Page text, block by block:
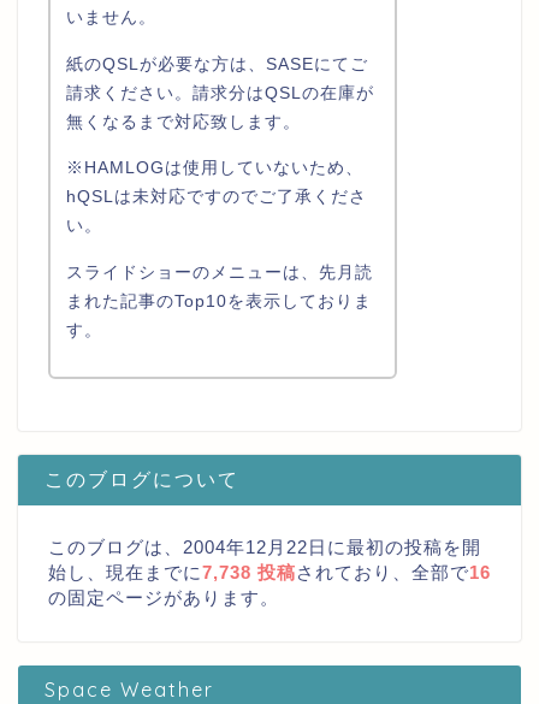
いません。
紙のQSLが必要な方は、SASEにてご
請求ください。請求分はQSLの在庫が
無くなるまで対応致します。
※HAMLOGは使用していないため、
hQSLは未対応ですのでご了承くださ
い。
スライドショーのメニューは、先月読
まれた記事のTop10を表示しておりま
す。
このブログについて
このブログは、2004年12月22日に最初の投稿を開
始し、現在までに7,738 投稿されており、全部で16
の固定ページがあります。
Space Weather